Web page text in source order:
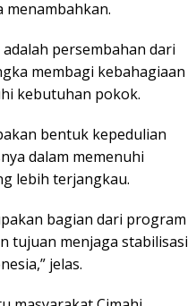
menambahkan.
persembahan dari
membagi kebahagiaan
kebutuhan pokok.
bentuk kepedulian
dalam memenuhi
lebih terjangkau.
bagian dari program
tujuan menjaga stabilisasi
jelas.